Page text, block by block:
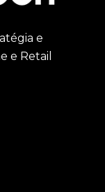
e
e Retail